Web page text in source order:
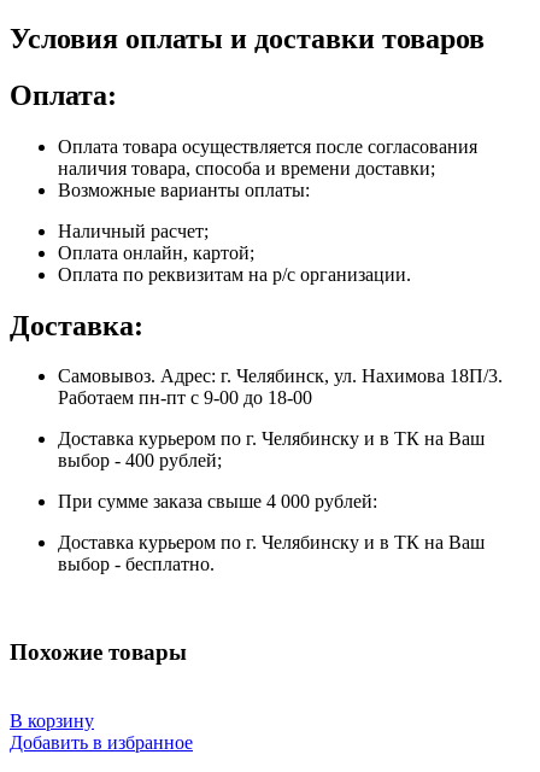
Условия оплаты и доставки товаров
Оплата:
Оплата товара осуществляется после согласования
наличия товара, способа и времени доставки;
Возможные варианты оплаты:
Наличный расчет;
Оплата онлайн, картой;
Оплата по реквизитам на р/с организации.
Доставка:
Самовывоз. Адрес: г. Челябинск, ул. Нахимова 18П/3.
Работаем пн-пт с 9-00 до 18-00
Доставка курьером по г. Челябинску и в ТК на Ваш
выбор - 400 рублей;
При сумме заказа свыше 4 000 рублей:
Доставка курьером по г. Челябинску и в ТК на Ваш
выбор - бесплатно.
Похожие товары
В корзину
Добавить в избранное